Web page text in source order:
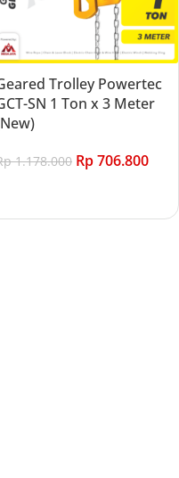
Trolley Powertec
SN 1 Ton x 3 Meter
1.178.000 Rp706.800